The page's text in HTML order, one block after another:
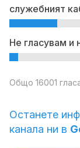
служебният
Не гласувам и
Общо 16001
Останете
канала ни в